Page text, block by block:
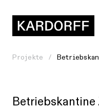
Projekte
Betriebskantine